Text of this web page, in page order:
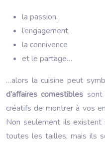
la passion,
l’engagement,
la connivence
et le partage…
…alors la cuisine peut
d’affaires comestibles sont
créatifs de montrer à vos
Non seulement ils
toutes les tailles, mais ils